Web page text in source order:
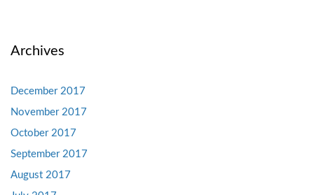
Archives
December 2017
November 2017
October 2017
September 2017
August 2017